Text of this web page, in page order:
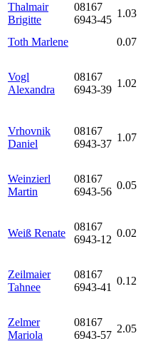
Thalmair
Brigitte
08167
6943-45
1.03
Toth Marlene
0.07
Vogl
Alexandra
08167
6943-39
1.02
Vrhovnik
Daniel
08167
6943-37
1.07
Weinzierl
Martin
08167
6943-56
0.05
Weiß Renate
08167
6943-12
0.02
Zeilmaier
Tahnee
08167
6943-41
0.12
Zelmer
Mariola
08167
6943-57
2.05